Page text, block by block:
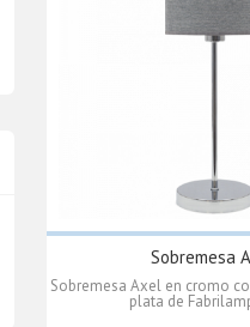
Sobremesa
Sobremesa Axel en cromo
plata de